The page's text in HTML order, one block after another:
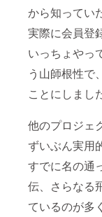
から知ってい
実際に会員登
いっちょやっ
う山師根性で
ことにしまし
他のプロジェ
ずいぶん実用
すでに名の通
伝、さらなる
ているのが多